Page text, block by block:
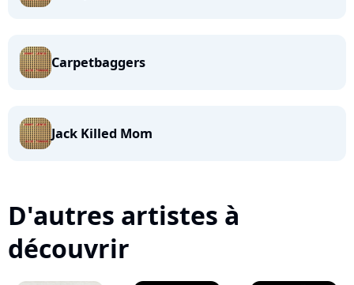
Carpetbaggers
Jack Killed Mom
D'autres artistes à
découvrir